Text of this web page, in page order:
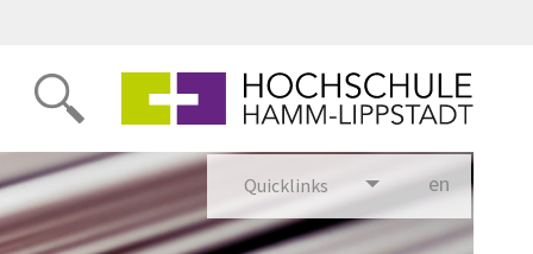
Quicklinks en glish